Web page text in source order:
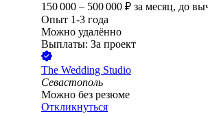
150 000 – 500 000 ₽ за месяц, до
Опыт 1-3 года
Можно удалённо
Выплаты: За проект
The Wedding Studio
Севастополь
Можно без резюме
Откликнуться